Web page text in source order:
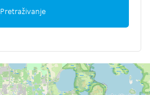
Pretraživanje